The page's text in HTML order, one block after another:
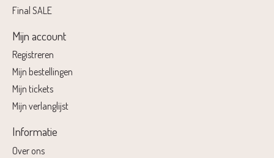
Final SALE
Mijn account
Registreren
Mijn bestellingen
Mijn tickets
Mijn verlanglijst
Informatie
Over ons